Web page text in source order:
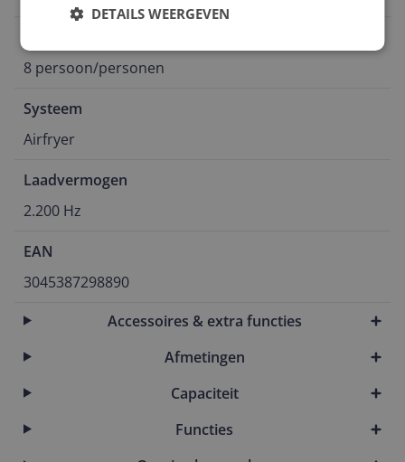
8 persoon/personen
Systeem
Airfryer
Laadvermogen
2.200 Hz
EAN
3045387298890
Accessoires & extra functies
Afmetingen
Capaciteit
Functies
DETAILS WEERGEVEN